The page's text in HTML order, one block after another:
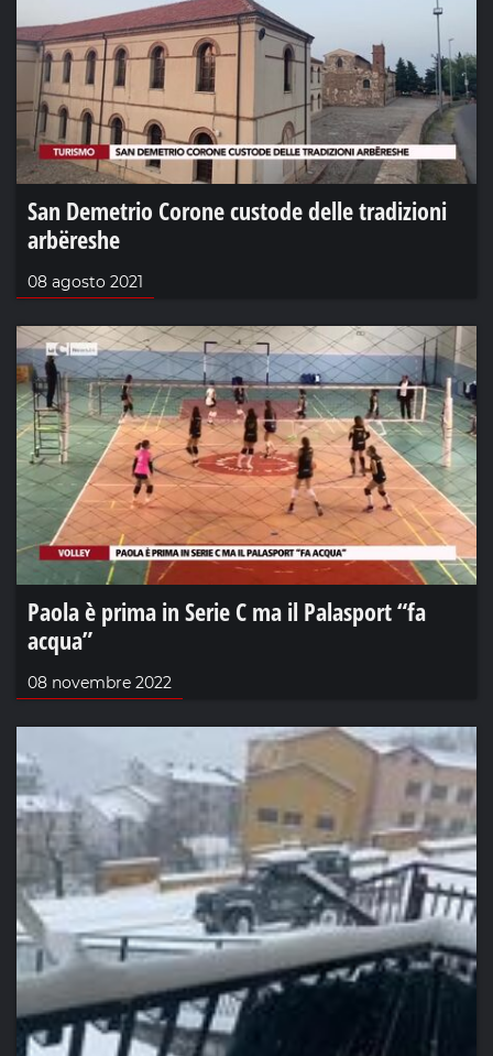
San Demetrio Corone custode delle tradizioni
arbëreshe
08 agosto 2021
Paola è prima in Serie C ma il Palasport “fa
acqua”
08 novembre 2022